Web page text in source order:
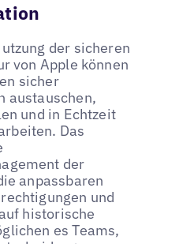
der sicheren
von Apple können
sicher
austauschen,
und in Echtzeit
Das
der
anpassbaren
und
historische
es Teams,